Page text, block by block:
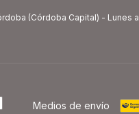
(Córdoba Capital) - Lunes a
Medios de envío